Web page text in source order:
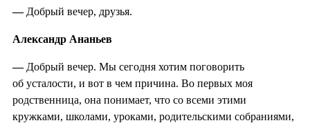
— Добрый вечер, друзья.
Александр Ананьев
— Добрый вечер. Мы сегодня хотим поговорить
об усталости, и вот в чем причина. Во первых моя
родственница, она понимает, что со всеми этими
кружками, школами, уроками, родительскими собраниями,